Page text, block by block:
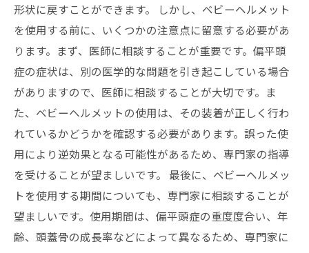
形状に戻すことができます。 しかし、ベビーヘルメット
を使用する前に、いくつかの注意点に留意する必要があ
ります。まず、医師に相談することが重要です。偏平頭
症の症状は、別の医学的な問題を引き起こしている場合
がありますので、医師に相談することが大切です。ま
た、ベビーヘルメットの使用は、その装着が正しく行わ
れているかどうかを確認する必要があります。誤った使
用により逆効果となる可能性があるため、専門家の指導
を受けることが望ましいです。 最後に、ベビーヘルメッ
トを使用する期間についても、専門家に相談することが
望ましいです。使用期間は、偏平頭症の重度度合い、年
齢、頭蓋骨の成長率などによって異なるため、専門家に